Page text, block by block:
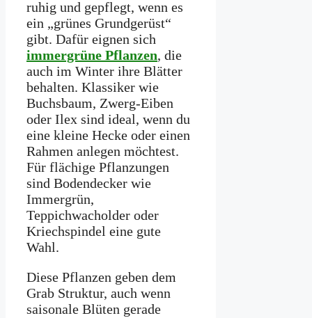
ruhig und gepflegt, wenn es
ein „grünes Grundgerüst“
gibt. Dafür eignen sich
immergrüne Pflanzen, die
auch im Winter ihre Blätter
behalten. Klassiker wie
Buchsbaum, Zwerg-Eiben
oder Ilex sind ideal, wenn du
eine kleine Hecke oder einen
Rahmen anlegen möchtest.
Für flächige Pflanzungen
sind Bodendecker wie
Immergrün,
Teppichwacholder oder
Kriechspindel eine gute
Wahl.
Diese Pflanzen geben dem
Grab Struktur, auch wenn
saisonale Blüten gerade